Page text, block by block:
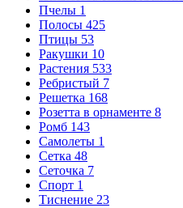
Пчелы 1
Полосы 425
Птицы 53
Ракушки 10
Растения 533
Ребристый 7
Решетка 168
Розетта в орнаменте 8
Ромб 143
Самолеты 1
Сетка 48
Сеточка 7
Спорт 1
Тиснение 23